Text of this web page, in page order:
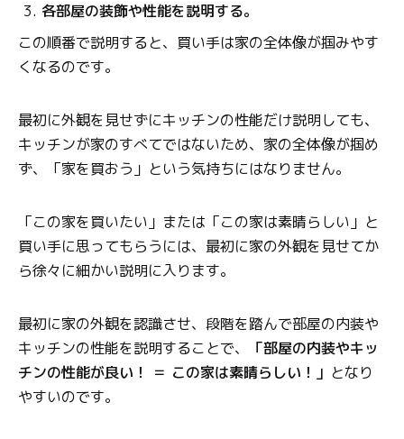
各部屋の装飾や性能を説明する。
この順番で説明すると、買い手は家の全体像が掴みやす
くなるのです。
最初に外観を見せずにキッチンの性能だけ説明しても、
キッチンが家のすべてではないため、家の全体像が掴め
ず、「家を買おう」という気持ちにはなりません。
「この家を買いたい」または「この家は素晴らしい」と
買い手に思ってもらうには、最初に家の外観を見せてか
ら徐々に細かい説明に入ります。
最初に家の外観を認識させ、段階を踏んで部屋の内装や
キッチンの性能を説明することで、
「部屋の内装やキッ
チンの性能が良い！ ＝ この家は素晴らしい！」 となり
やすいのです。